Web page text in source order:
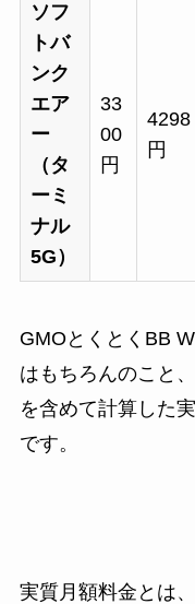
ソフ
トバ
ンク
エア
ー
（タ
ーミ
ナル
5G）
33
00
円
4298
円
GMOとくとくBB
はもちろんのこと
を含めて計算した
です。
実質月額料金とは